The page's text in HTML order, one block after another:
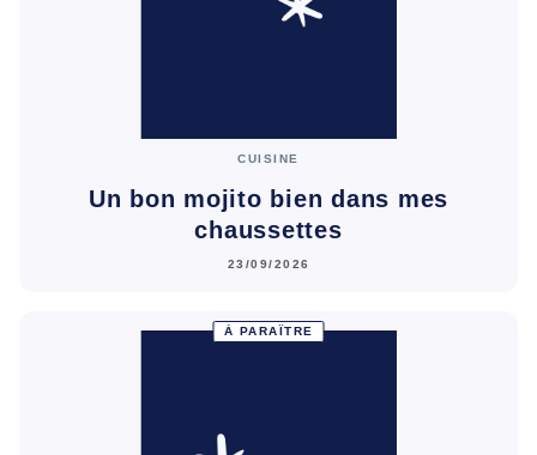
CUISINE
Un bon mojito bien dans mes
chaussettes
23/09/2026
À PARAÎTRE